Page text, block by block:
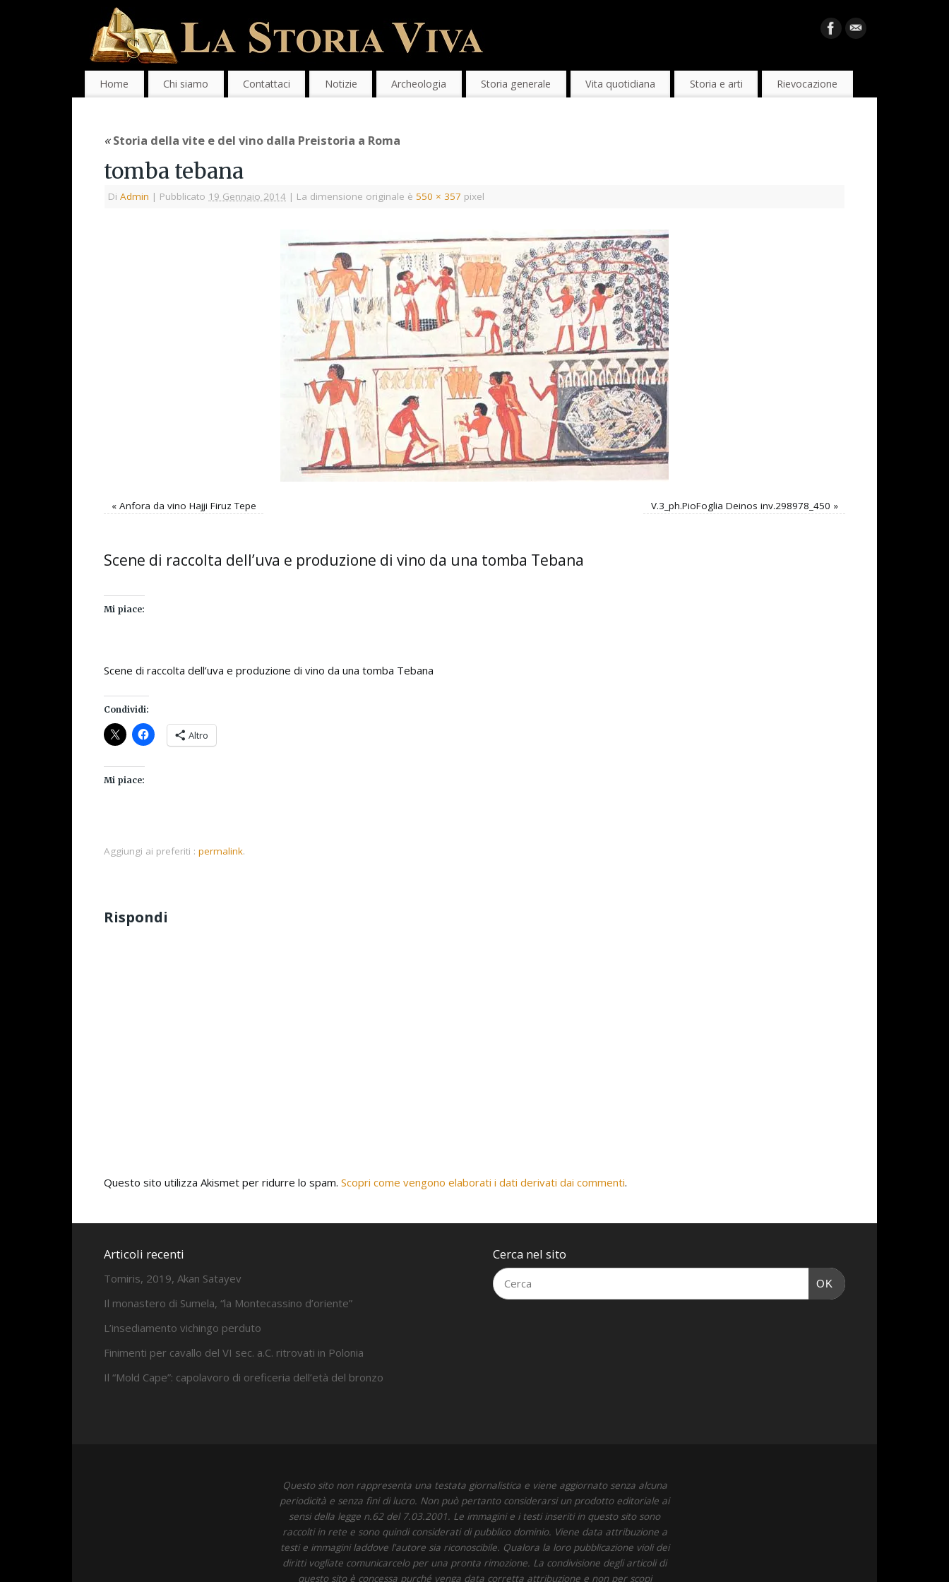
Home Chi siamo Contattaci Notizie Archeologia Storia generale Vita quotidiana Storia e arti Rievocazione
«Storia della vite e del vino dalla Preistoria a Roma
tomba tebana
Di Admin | Pubblicato 19 Gennaio 2014 | La dimensione originale è 550 × 357 pixel
« Anfora da vino Hajji Firuz Tepe V.3_ph.PioFoglia Deinos inv.298978_450 »
Scene di raccolta dell’uva e produzione di vino da una tomba Tebana
Mi piace:
Scene di raccolta dell’uva e produzione di vino da una tomba Tebana
Condividi:
Altro
Mi piace:
Aggiungi ai preferiti : permalink.
Rispondi
Questo sito utilizza Akismet per ridurre lo spam. Scopri come vengono elaborati i dati derivati dai commenti.
Articoli recenti
Tomiris, 2019, Akan Satayev
Il monastero di Sumela, “la Montecassino d’oriente”
L’insediamento vichingo perduto
Finimenti per cavallo del VI sec. a.C. ritrovati in Polonia
Il “Mold Cape”: capolavoro di oreficeria dell’età del bronzo
Cerca nel sito
OK
Questo sito non rappresenta una testata giornalistica e viene aggiornato senza alcuna
periodicità e senza fini di lucro. Non può pertanto considerarsi un prodotto editoriale ai
sensi della legge n.62 del 7.03.2001. Le immagini e i testi inseriti in questo sito sono
raccolti in rete e sono quindi considerati di pubblico dominio. Viene data attribuzione a
testi e immagini laddove l'autore sia riconoscibile. Qualora la loro pubblicazione violi dei
diritti vogliate comunicarcelo per una pronta rimozione. La condivisione degli articoli di
questo sito è concessa purché venga data corretta attribuzione e non per scopi